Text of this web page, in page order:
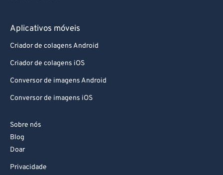
Aplicativos móveis
Criador de colagens Android
Criador de colagens iOS
Conversor de imagens Android
Conversor de imagens iOS
Sobre nós
Blog
Doar
Privacidade